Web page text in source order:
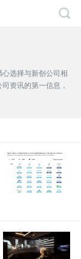
选择与新创公司相
资讯的第一信息，